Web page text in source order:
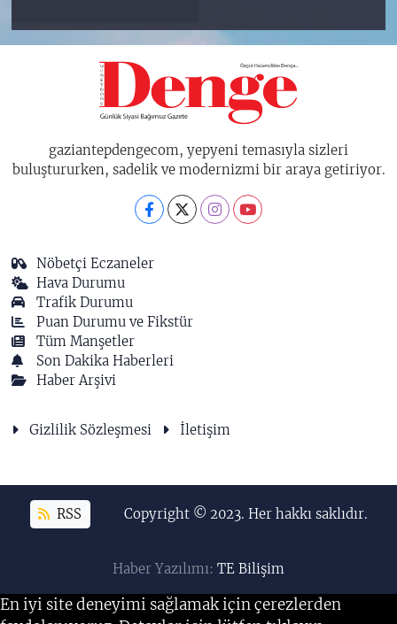
gaziantepdengecom, yepyeni temasıyla sizleri
buluştururken, sadelik ve modernizmi bir araya getiriyor.
Nöbetçi Eczaneler
Hava Durumu
Trafik Durumu
Puan Durumu ve Fikstür
Tüm Manşetler
Son Dakika Haberleri
Haber Arşivi
Gizlilik Sözleşmesi İletişim
RSS Copyright © 2023. Her hakkı saklıdır.
Haber Yazılımı: TE Bilişim
En iyi site deneyimi sağlamak için çerezlerden